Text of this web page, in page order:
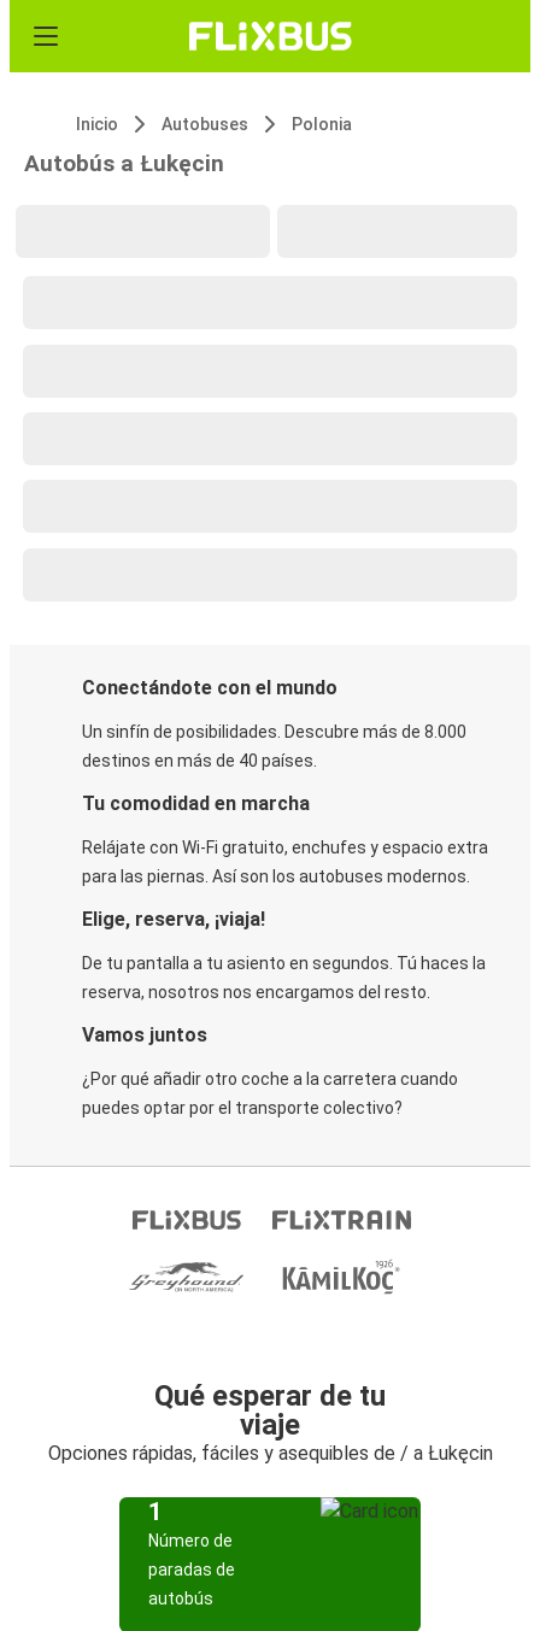
Inicio Autobuses Polonia
Autobús a Łukęcin
Conectándote con el mundo
Un sinfín de posibilidades. Descubre más de 8.000
destinos en más de 40 países.
Tu comodidad en marcha
Relájate con Wi-Fi gratuito, enchufes y espacio extra
para las piernas. Así son los autobuses modernos.
Elige, reserva, ¡viaja!
De tu pantalla a tu asiento en segundos. Tú haces la
reserva, nosotros nos encargamos del resto.
Vamos juntos
¿Por qué añadir otro coche a la carretera cuando
puedes optar por el transporte colectivo?
Qué esperar de tu
viaje
Opciones rápidas, fáciles y asequibles de / a Łukęcin
1
Número de
paradas de
autobús